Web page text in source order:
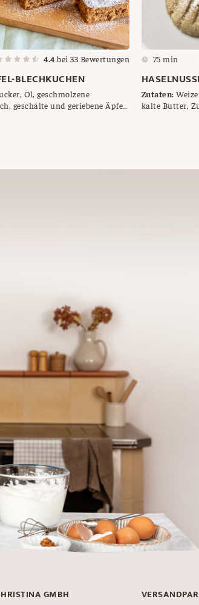
4.4 bei33 Bewertungen
BLECHKUCHEN
Öl, geschmolzene
geschälte und geriebene Äpfel,
75 min
Zutaten:
kalte Butter,
GMBH